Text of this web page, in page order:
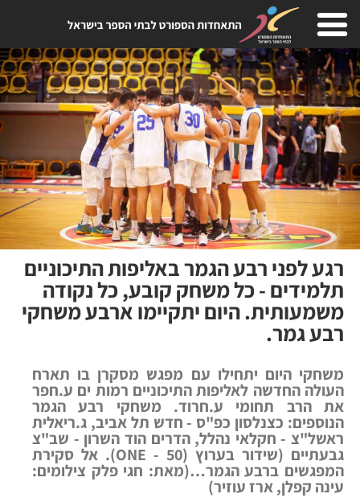
רגע לפני רבע הגמר באליפות התיכוניים
תלמידים - כל משחק קובע, כל נקודה
משמעותית. היום יתקיימו ארבע משחקי
רבע גמר.
משחקי היום יתחילו עם מפגש מסקרן בו תארח
העולה החדשה לאליפות התיכוניים רמות ים ע.חפר
את הרב תחומי ע.חרוד. משחקי רבע הגמר
הנוספים: כצנלסון כפ"ס - חדש תל אביב, ג.ריאלית
ראשל"צ - חקלאי נהלל, הדרים הוד השרון - שב"צ
גבעתיים (שידור בערוץ (ONE - 50). אל סקירת
המפגשים ברבע הגמר…(מאת: חגי פלק צילומים:
עינה קפלן, ארז עוזיר)